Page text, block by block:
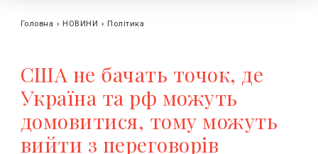
Головна › НОВИНИ › Політика
США не бачать точок, де
Україна та рф можуть
домовитися, тому можуть
вийти з переговорів